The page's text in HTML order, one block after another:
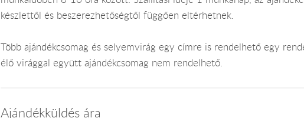
készlettől és beszerezhetőségtől függően eltérhetnek.
Több ajándékcsomag és selyemvirág egy címre is rendelhető egy
élő virággal együtt ajándékcsomag nem rendelhető.
Ajándékküldés ára